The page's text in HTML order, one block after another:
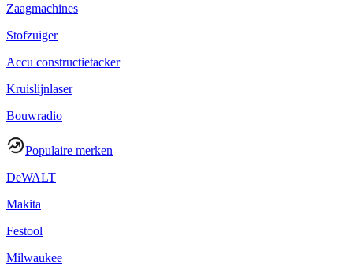
Zaagmachines
Stofzuiger
Accu constructietacker
Kruislijnlaser
Bouwradio
Populaire merken
DeWALT
Makita
Festool
Milwaukee